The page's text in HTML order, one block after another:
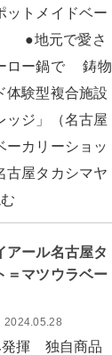
トメイドベー
●地元で愛さ
ロー鍋で 鋳物
体験型複合施設
ッジ」（名古屋
ーカリーショッ
古屋タカシマヤ
アール名古屋タ
＝マツウラベー
2024.05.28
揮 独自商品